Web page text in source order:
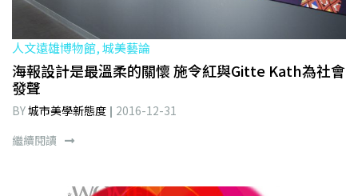
人文遠雄博物館, 城美藝論
海報設計是最溫柔的關懷 施令紅與Gitte Kath為社會
發聲
BY城市美學新態度
2016-12-31
繼續閱讀